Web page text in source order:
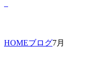
HOMEブログ7月